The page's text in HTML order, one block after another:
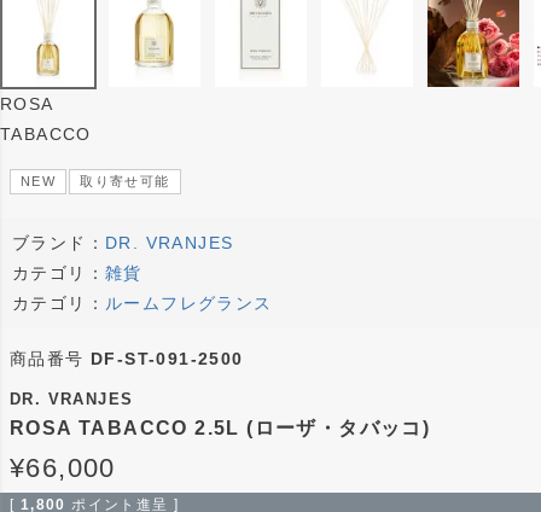
ROSA
TABACCO
NEW 取り寄せ可能
ブランド： DR. VRANJES
カテゴリ： 雑貨
カテゴリ： ルームフレグランス
商品番号 DF-ST-091-2500
DR. VRANJES
ROSA TABACCO 2.5L (ローザ・タバッコ)
¥66,000
[ 1,800 ポイント進呈 ]